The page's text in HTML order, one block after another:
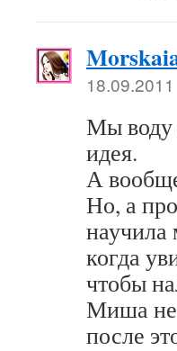
Мы воду
идея.
А
Но, а
научила
когда
чтобы
Миша
после